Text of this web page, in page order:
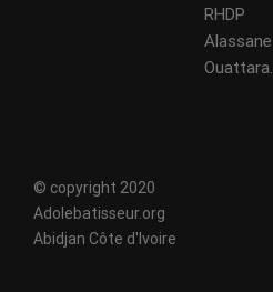
RHDP
Alassane
Ouattara.
© copyright 2020
Adolebatisseur.org
Abidjan Côte d'Ivoire